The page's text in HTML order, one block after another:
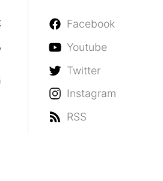
Facebook
Youtube
Twitter
Instagram
RSS